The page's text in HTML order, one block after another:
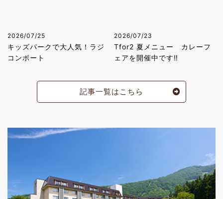
2026/07/25
キッズパークで大人気！ラジ
コンボート
2026/07/23
Tfor2 夏メニュー カレーフ
ェアを開催中です‼
記事一覧はこちら